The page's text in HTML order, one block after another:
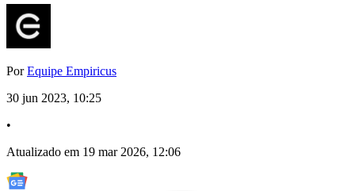
PorEquipe Empiricus
30 jun 2023, 10:25
•
Atualizado em 19 mar 2026, 12:06